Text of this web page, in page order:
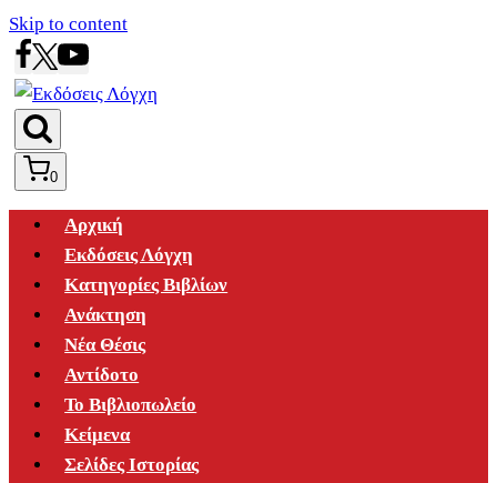
Skip to content
0
Αρχική
Εκδόσεις Λόγχη
Κατηγορίες Βιβλίων
Ανάκτηση
Νέα Θέσις
Αντίδοτο
Το Βιβλιοπωλείο
Κείμενα
Σελίδες Ιστορίας